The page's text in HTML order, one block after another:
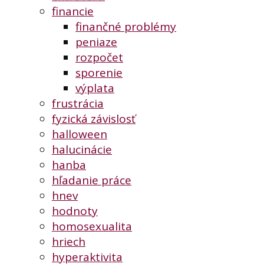
financie
finančné problémy
peniaze
rozpočet
sporenie
výplata
frustrácia
fyzická závislosť
halloween
halucinácie
hanba
hľadanie práce
hnev
hodnoty
homosexualita
hriech
hyperaktivita